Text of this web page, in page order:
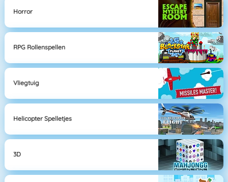
Horror
RPG Rollenspellen
Vliegtuig
Helicopter Spelletjes
3D